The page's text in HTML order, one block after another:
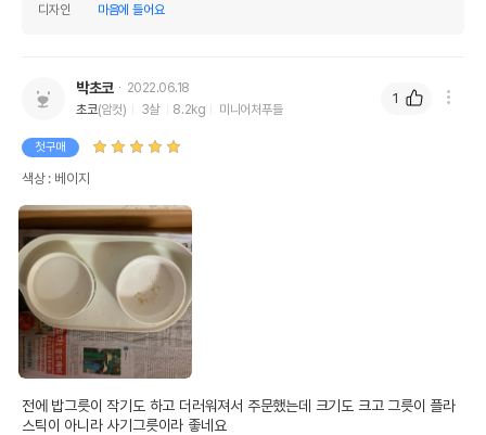
디자인
마음에 들어요
박초코
2022.06.18
초코(암컷) 3살 8.2kg 미니어처푸들
첫구매
색상 : 베이지
전에 밥그릇이 작기도 하고 더러워져서 주문했는데 크기도 크고 그릇이 플라
스틱이 아니라 사기그릇이라 좋네요
1